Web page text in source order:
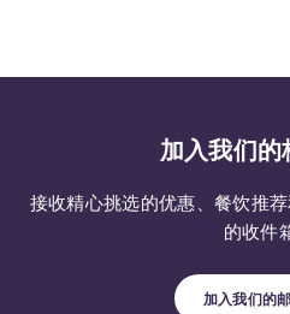
加入我们的
接收精心挑选的优惠、餐饮推
的收件
加入我们的